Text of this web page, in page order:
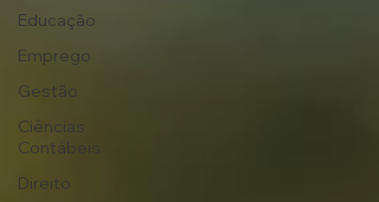
Educação
Emprego
Gestão
Ciências
Contábeis
Direito